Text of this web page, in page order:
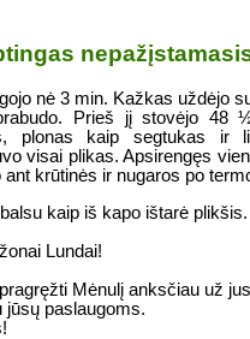
nė 3 min. Kažkas uždėjo
Prieš jį stovėjo 48
plonas kaip segtukas ir
visai plikas. Apsirengęs
krūtinės ir nugaros po
kaip iš kapo ištarė plikšis.
Lundai!
Mėnulį anksčiau už
jūsų paslaugoms.